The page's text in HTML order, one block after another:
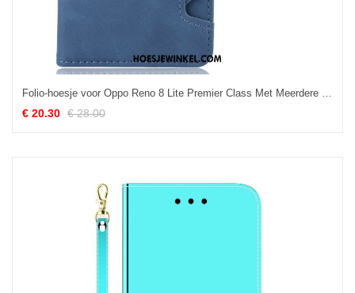
Folio-hoesje voor Oppo Reno 8 Lite Premier Class Met Meerdere Kaarten
€ 20.30 € 28.00